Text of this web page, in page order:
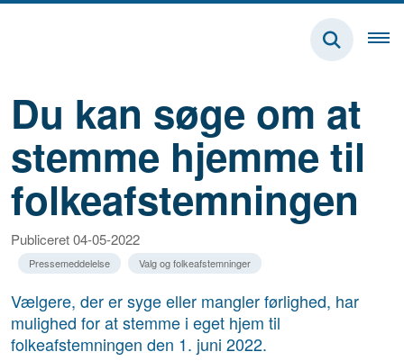
Du kan søge om at
stemme hjemme til
folkeafstemningen
Publiceret 04-05-2022
Pressemeddelelse Valg og folkeafstemninger
Vælgere, der er syge eller mangler førlighed, har
mulighed for at stemme i eget hjem til
folkeafstemningen den 1. juni 2022.